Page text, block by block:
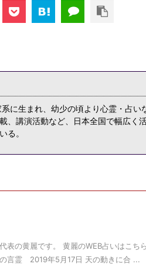
に生まれ、幼少の頃より心霊・占い
、講演活動など、日本全国で幅広く
る。
表の黄麗です。 黄麗のWEB占いはこ
言霊 2019年5月17日 天の動きに合 ...